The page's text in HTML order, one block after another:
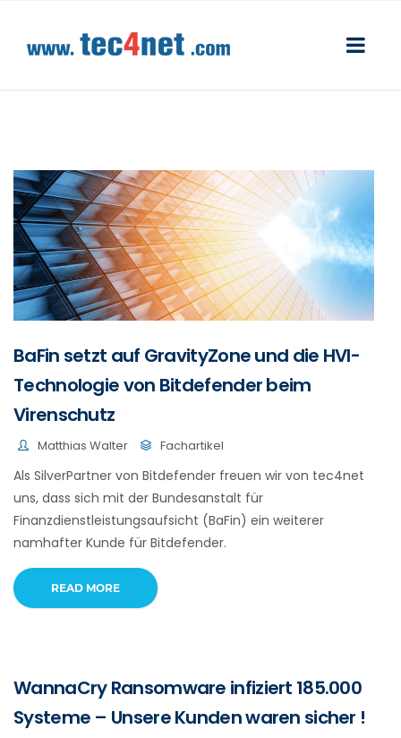
BaFin setzt auf GravityZone und die HVI-
Technologie von Bitdefender beim
Virenschutz
Matthias Walter Fachartikel
Als SilverPartner von Bitdefender freuen wir von tec4net
uns, dass sich mit der Bundesanstalt für
Finanzdienstleistungsaufsicht (BaFin) ein weiterer
namhafter Kunde für Bitdefender.
READ MORE
WannaCry Ransomware infiziert 185.000
Systeme – Unsere Kunden waren sicher !